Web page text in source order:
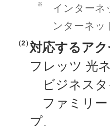
※
インターネ
ンターネッ
（2）対応するア
フレッツ 光
ビジネスタ
ファミリー
プ、